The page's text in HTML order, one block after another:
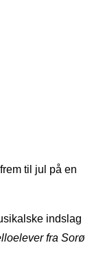
til jul på en
indslag
fra Sorø